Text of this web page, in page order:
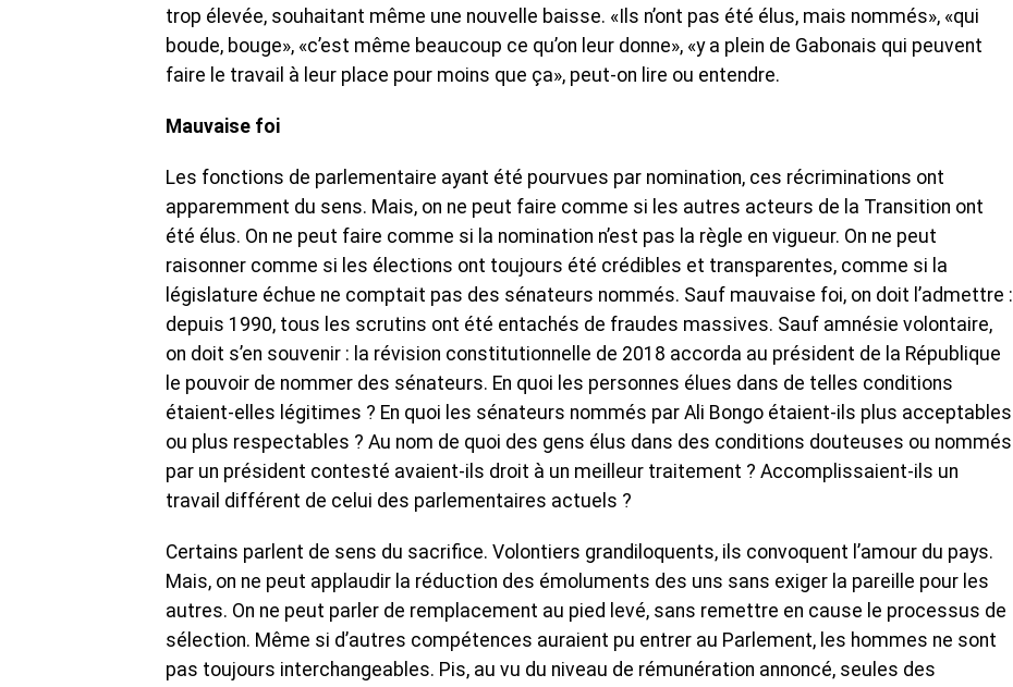
trop élevée, souhaitant même une nouvelle baisse. «Ils n’ont pas été élus, mais nommés», «qui
boude, bouge», «c’est même beaucoup ce qu’on leur donne», «y a plein de Gabonais qui peuvent
faire le travail à leur place pour moins que ça», peut-on lire ou entendre.
Mauvaise foi
Les fonctions de parlementaire ayant été pourvues par nomination, ces récriminations ont
apparemment du sens. Mais, on ne peut faire comme si les autres acteurs de la Transition ont
été élus. On ne peut faire comme si la nomination n’est pas la règle en vigueur. On ne peut
raisonner comme si les élections ont toujours été crédibles et transparentes, comme si la
législature échue ne comptait pas des sénateurs nommés. Sauf mauvaise foi, on doit l’admettre :
depuis 1990, tous les scrutins ont été entachés de fraudes massives. Sauf amnésie volontaire,
on doit s’en souvenir : la révision constitutionnelle de 2018 accorda au président de la République
le pouvoir de nommer des sénateurs. En quoi les personnes élues dans de telles conditions
étaient-elles légitimes ? En quoi les sénateurs nommés par Ali Bongo étaient-ils plus acceptables
ou plus respectables ? Au nom de quoi des gens élus dans des conditions douteuses ou nommés
par un président contesté avaient-ils droit à un meilleur traitement ? Accomplissaient-ils un
travail différent de celui des parlementaires actuels ?
Certains parlent de sens du sacrifice. Volontiers grandiloquents, ils convoquent l’amour du pays.
Mais, on ne peut applaudir la réduction des émoluments des uns sans exiger la pareille pour les
autres. On ne peut parler de remplacement au pied levé, sans remettre en cause le processus de
sélection. Même si d’autres compétences auraient pu entrer au Parlement, les hommes ne sont
pas toujours interchangeables. Pis, au vu du niveau de rémunération annoncé, seules des